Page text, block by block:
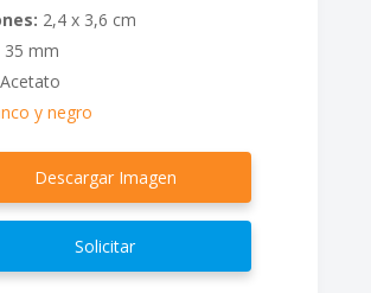
2,4 x 3,6 cm
35 mm
Acetato
y negro
Descargar Imagen
Solicitar